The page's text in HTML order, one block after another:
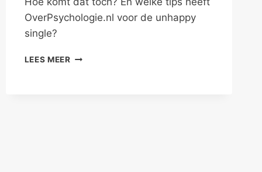
OverPsychologie.nl voor de unhappy
single?
LEES MEEREFFECTIEF